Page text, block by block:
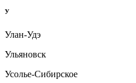
У
Улан-Удэ
Ульяновск
Усолье-Сибирское